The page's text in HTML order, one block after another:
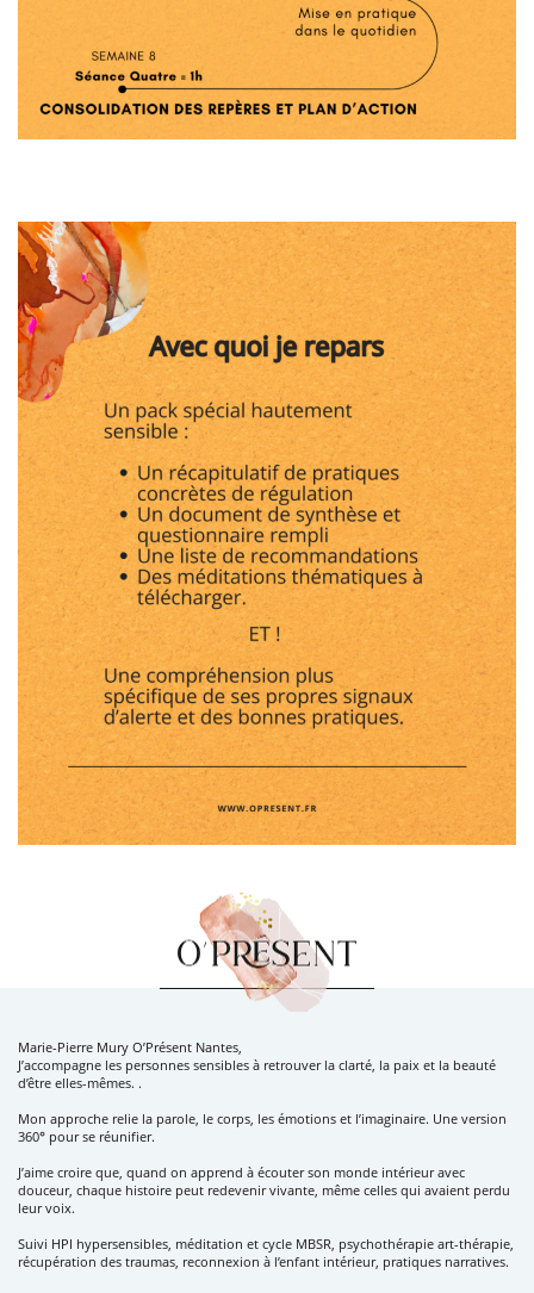
Marie-Pierre Mury O’Présent Nantes,
J’accompagne les personnes sensibles à retrouver la clarté, la paix et la beauté
d’être elles-mêmes. .
Mon approche relie la parole, le corps, les émotions et l’imaginaire. Une version
360° pour se réunifier.
J’aime croire que, quand on apprend à écouter son monde intérieur avec
douceur, chaque histoire peut redevenir vivante, même celles qui avaient perdu
leur voix.
Suivi HPI hypersensibles, méditation et cycle MBSR, psychothérapie art-thérapie,
récupération des traumas, reconnexion à l’enfant intérieur, pratiques narratives.